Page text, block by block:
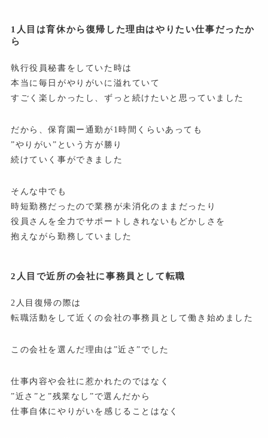
1人目は育休から復帰した理由はやりたい仕事だったか
ら
執行役員秘書をしていた時は
本当に毎日がやりがいに溢れていて
すごく楽しかったし、ずっと続けたいと思っていました
だから、保育園ー通勤が1時間くらいあっても
”やりがい”という方が勝り
続けていく事ができました
そんな中でも
時短勤務だったので業務が未消化のままだったり
役員さんを全力でサポートしきれないもどかしさを
抱えながら勤務していました
2人目で近所の会社に事務員として転職
2人目復帰の際は
転職活動をして近くの会社の事務員として働き始めました
この会社を選んだ理由は”近さ”でした
仕事内容や会社に惹かれたのではなく
”近さ”と”残業なし”で選んだから
仕事自体にやりがいを感じることはなく